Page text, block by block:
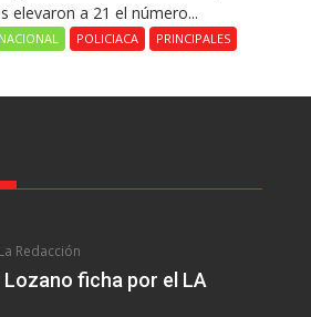
elevaron a 21 el número...
NACIONAL POLICIACA PRINCIPALES
La Redacción
Lozano ficha por el LA